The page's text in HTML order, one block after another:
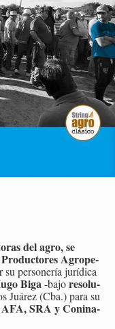
del agro, se
Agro­pe­
su per­so­ne­ría ju­rí­di­ca
Biga-bajore­so­lu­
Juá­rez (Cba.) para su
AFA, SRA y Co­ni­na­